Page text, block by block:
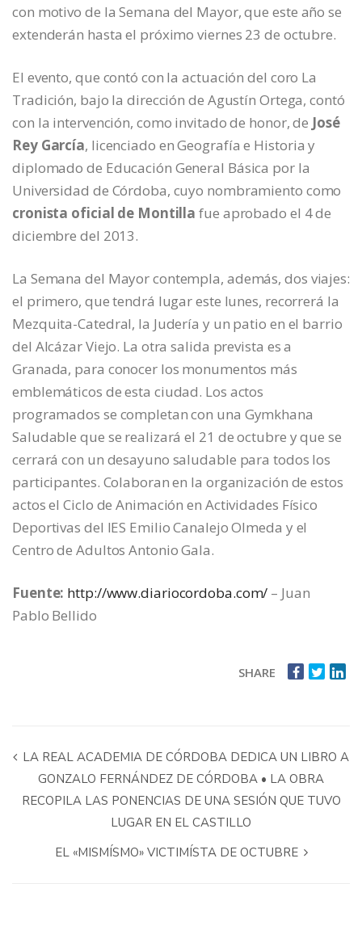
con motivo de la Semana del Mayor, que este año se
extenderán hasta el próximo viernes 23 de octubre.
El evento, que contó con la actuación del coro La
Tradición, bajo la dirección de Agustín Ortega, contó
con la intervención, como invitado de honor, de José
Rey García, licenciado en Geografía e Historia y
diplomado de Educación General Básica por la
Universidad de Córdoba, cuyo nombramiento como
cronista oficial de Montilla fue aprobado el 4 de
diciembre del 2013.
La Semana del Mayor contempla, además, dos viajes:
el primero, que tendrá lugar este lunes, recorrerá la
Mezquita-Catedral, la Judería y un patio en el barrio
del Alcázar Viejo. La otra salida prevista es a
Granada, para conocer los monumentos más
emblemáticos de esta ciudad. Los actos
programados se completan con una Gymkhana
Saludable que se realizará el 21 de octubre y que se
cerrará con un desayuno saludable para todos los
participantes. Colaboran en la organización de estos
actos el Ciclo de Animación en Actividades Físico
Deportivas del IES Emilio Canalejo Olmeda y el
Centro de Adultos Antonio Gala.
Fuente: http://www.diariocordoba.com/ – Juan
Pablo Bellido
SHARE
LA REAL ACADEMIA DE CÓRDOBA DEDICA UN LIBRO A
GONZALO FERNÁNDEZ DE CÓRDOBA • LA OBRA
RECOPILA LAS PONENCIAS DE UNA SESIÓN QUE TUVO
LUGAR EN EL CASTILLO
EL «MISMÍSMO» VICTIMÍSTA DE OCTUBRE